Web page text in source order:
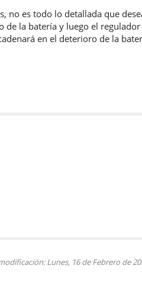
no es todo lo detallada que
de la batería y luego el
en el deterioro de la
: Lunes, 16 de Febrero de